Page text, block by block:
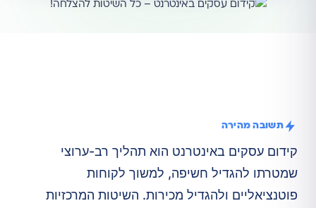
תשובה מהירה
קידום עסקים באינטרנט הוא תהליך רב-ערוצי
שמטרתו להגדיל חשיפה, למשוך לקוחות
פוטנציאליים ולהגדיל מכירות. השיטות המרכזיות